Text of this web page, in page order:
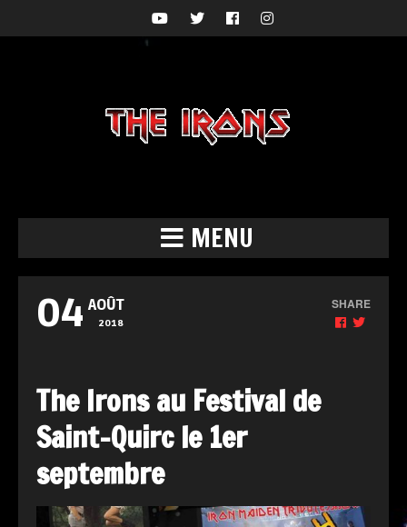
MENU
04 AOÛT
2018
SHARE
The Irons au Festival de
Saint-Quirc le 1er
septembre